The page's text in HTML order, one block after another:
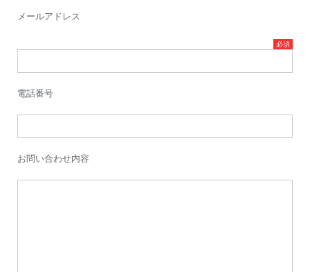
メールアドレス
電話番号
お問い合わせ内容